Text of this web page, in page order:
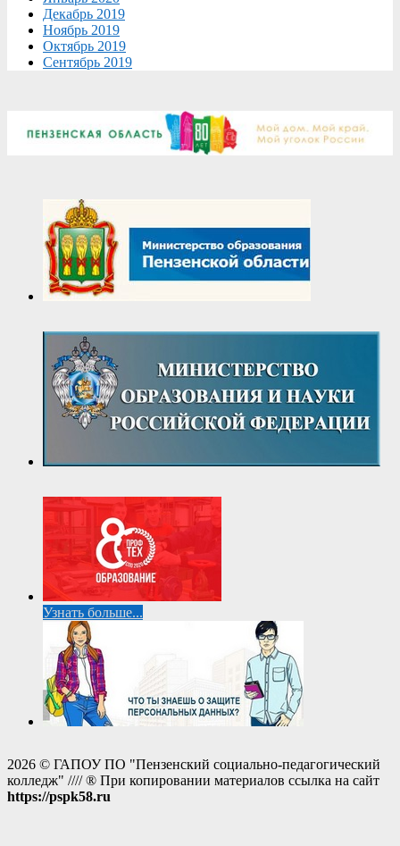
Декабрь 2019
Ноябрь 2019
Октябрь 2019
Сентябрь 2019
Узнать больше...
2026 © ГАПОУ ПО "Пензенский социально-педагогический
колледж" //// ® При копировании материалов ссылка на сайт
https://pspk58.ru